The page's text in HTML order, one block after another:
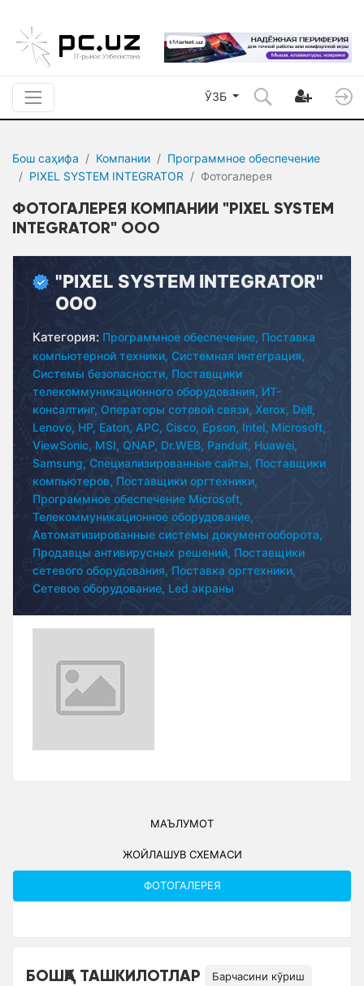
ЎЗБ
Бош саҳифа Компании
Программное обеспечение
PIXEL SYSTEM INTEGRATOR
Фотогалерея
ФОТОГАЛЕРЕЯ КОМПАНИИ "PIXEL SYSTEM
INTEGRATOR" ООО
"PIXEL SYSTEM INTEGRATOR"
ООО
Категория: Программное обеспечение, Поставка
компьютерной техники, Системная интеграция,
Системы безопасности, Поставщики
телекоммуникационного оборудования, ИТ-
консалтинг, Операторы сотовой связи, Xerox, Dell,
Lenovo, HP, Eaton, APC, Cisco, Epson, Intel, Microsoft,
ViewSonic, MSI, QNAP, Dr.WEB, Panduit, Huawei,
Samsung, Специализированные сайты, Поставщики
компьютеров, Поставщики оргтехники,
Программное обеспечение Microsoft,
Телекоммуникационное оборудование,
Автоматизированные системы документооборота,
Продавцы антивирусных решений, Поставщики
сетевого оборудования, Поставка оргтехники,
Сетевое оборудование, Led экраны
МАЪЛУМОТ
ЖОЙЛАШУВ СXЕМАСИ
ФОТОГАЛЕРЕЯ
БОШҚА ТАШКИЛОТЛАР Барчасини кўриш